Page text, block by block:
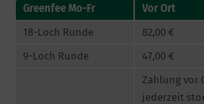
Greenfee Mo-Fr Vor Ort
18-Loch Runde
82,00 €
9-Loch Runde
47,00 €
Zahlung vor
jederzeit